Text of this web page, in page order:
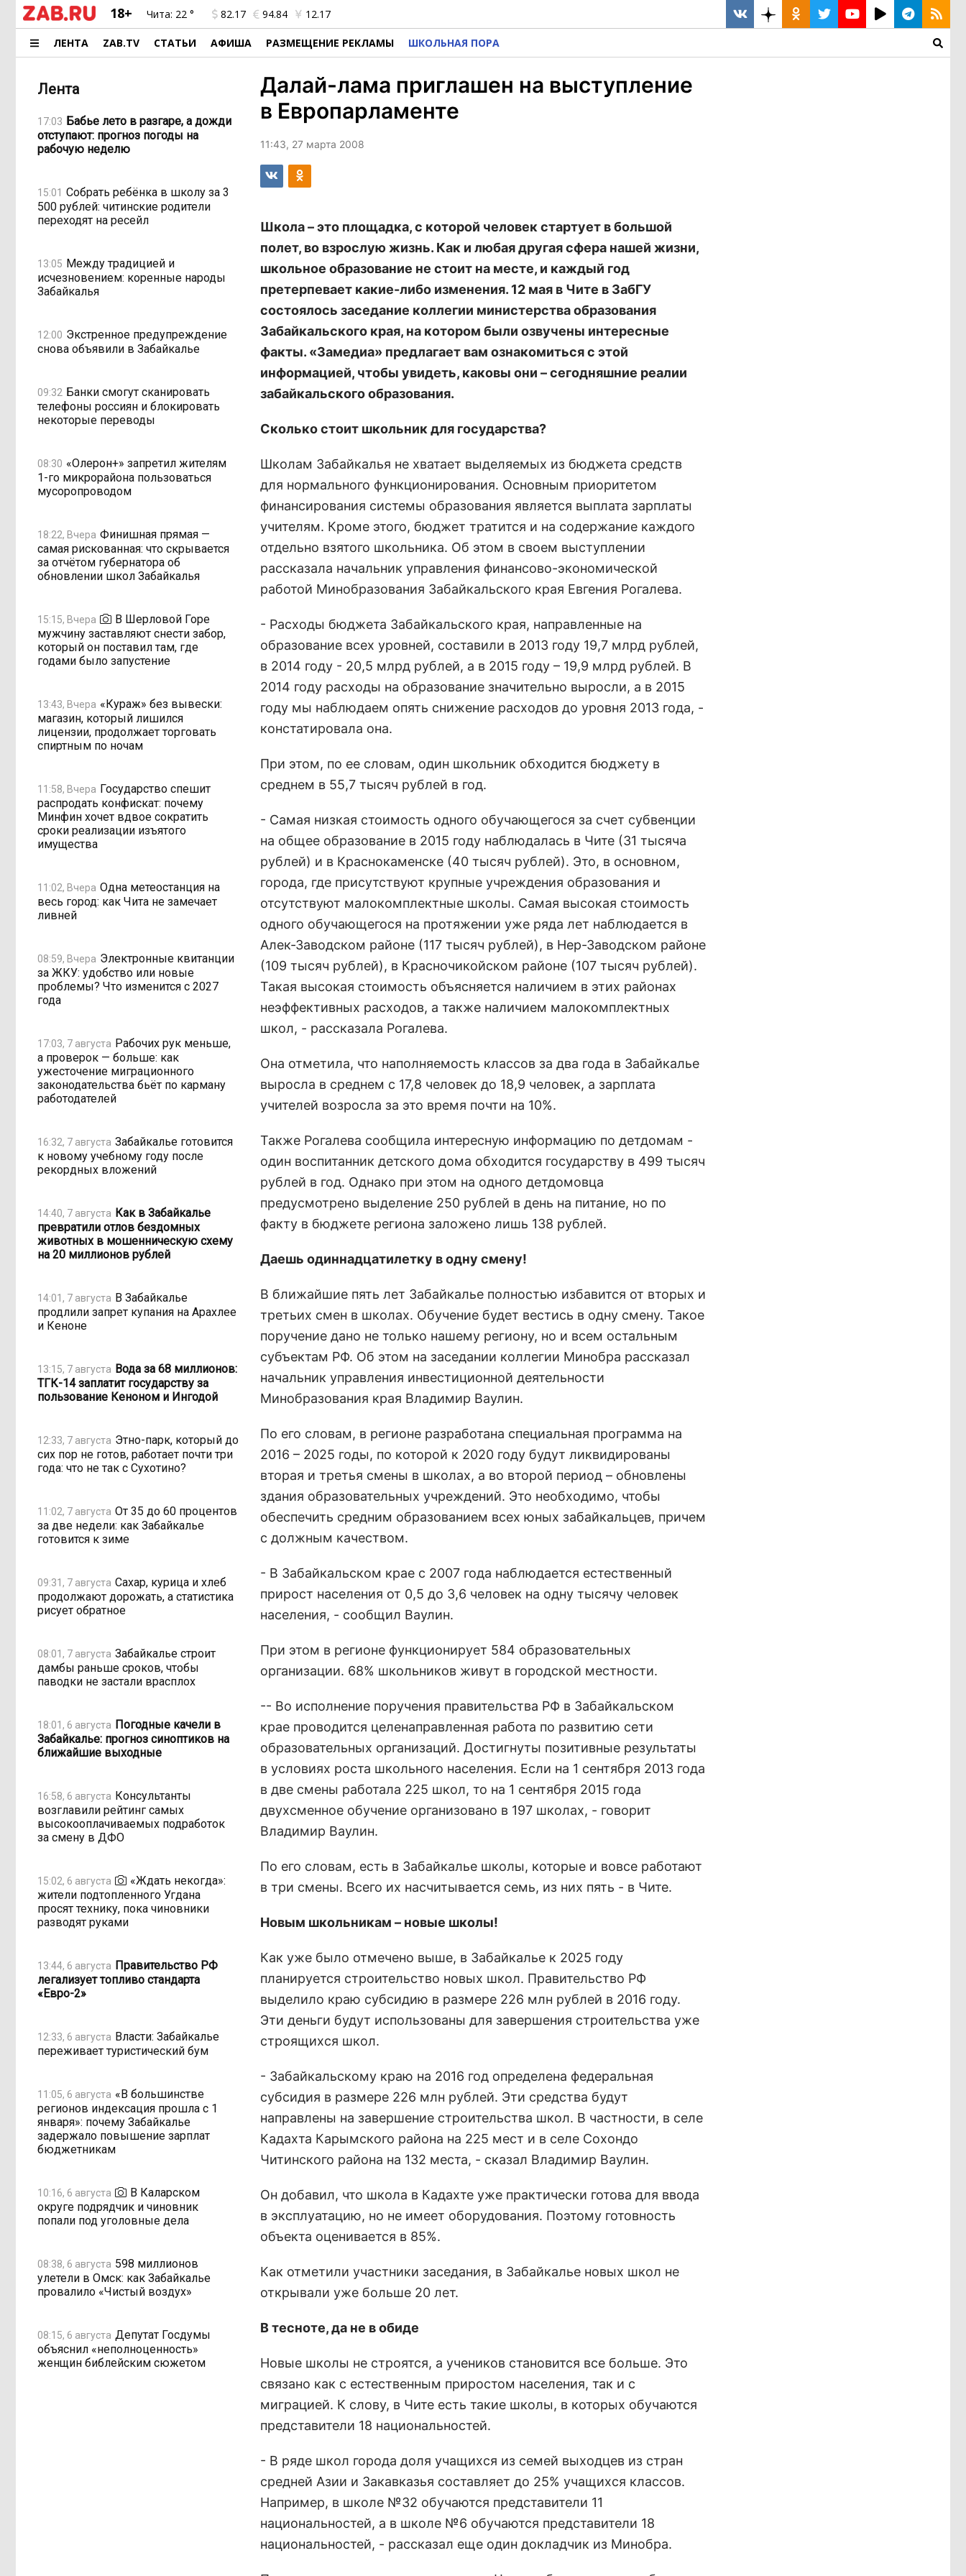
18+ Чита: 22 ° 82.17 94.84 12.17
ЛЕНТА ZAB.TV СТАТЬИ АФИША РАЗМЕЩЕНИЕ РЕКЛАМЫ ШКОЛЬНАЯ ПОРА
Лента
17:03 Бабье лето в разгаре, а дожди
отступают: прогноз погоды на
рабочую неделю
15:01 Собрать ребёнка в школу за 3
500 рублей: читинские родители
переходят на ресейл
13:05 Между традицией и
исчезновением: коренные народы
Забайкалья
12:00 Экстренное предупреждение
снова объявили в Забайкалье
09:32 Банки смогут сканировать
телефоны россиян и блокировать
некоторые переводы
08:30 «Олерон+» запретил жителям
1-го микрорайона пользоваться
мусоропроводом
18:22, Вчера Финишная прямая —
самая рискованная: что скрывается
за отчётом губернатора об
обновлении школ Забайкалья
15:15, Вчера
В Шерловой Горе
мужчину заставляют снести забор,
который он поставил там, где
годами было запустение
13:43, Вчера «Кураж» без вывески:
магазин, который лишился
лицензии, продолжает торговать
спиртным по ночам
11:58, Вчера Государство спешит
распродать конфискат: почему
Минфин хочет вдвое сократить
сроки реализации изъятого
имущества
11:02, Вчера Одна метеостанция на
весь город: как Чита не замечает
ливней
08:59, Вчера Электронные квитанции
за ЖКУ: удобство или новые
проблемы? Что изменится с 2027
года
17:03, 7 августа Рабочих рук меньше,
а проверок — больше: как
ужесточение миграционного
законодательства бьёт по карману
работодателей
16:32, 7 августа Забайкалье готовится
к новому учебному году после
рекордных вложений
14:40, 7 августа Как в Забайкалье
превратили отлов бездомных
животных в мошенническую схему
на 20 миллионов рублей
14:01, 7 августа В Забайкалье
продлили запрет купания на Арахлее
и Кеноне
13:15, 7 августа Вода за 68 миллионов:
ТГК-14 заплатит государству за
пользование Кеноном и Ингодой
12:33, 7 августа Этно-парк, который до
сих пор не готов, работает почти три
года: что не так с Сухотино?
11:02, 7 августа От 35 до 60 процентов
за две недели: как Забайкалье
готовится к зиме
09:31, 7 августа Сахар, курица и хлеб
продолжают дорожать, а статистика
рисует обратное
08:01, 7 августа Забайкалье строит
дамбы раньше сроков, чтобы
паводки не застали врасплох
18:01, 6 августа Погодные качели в
Забайкалье: прогноз синоптиков на
ближайшие выходные
16:58, 6 августа Консультанты
возглавили рейтинг самых
высокооплачиваемых подработок
за смену в ДФО
15:02, 6 августа
«Ждать некогда»:
жители подтопленного Угдана
просят технику, пока чиновники
разводят руками
13:44, 6 августа Правительство РФ
легализует топливо стандарта
«Евро-2»
12:33, 6 августа Власти: Забайкалье
переживает туристический бум
11:05, 6 августа «В большинстве
регионов индексация прошла с 1
января»: почему Забайкалье
задержало повышение зарплат
бюджетникам
10:16, 6 августа
В Каларском
округе подрядчик и чиновник
попали под уголовные дела
08:38, 6 августа 598 миллионов
улетели в Омск: как Забайкалье
провалило «Чистый воздух»
08:15, 6 августа Депутат Госдумы
объяснил «неполноценность»
женщин библейским сюжетом
Далай-лама приглашен на выступление
в Европарламенте
11:43, 27 марта 2008
Школа – это площадка, с которой человек стартует в большой
полет, во взрослую жизнь. Как и любая другая сфера нашей жизни,
школьное образование не стоит на месте, и каждый год
претерпевает какие-либо изменения. 12 мая в Чите в ЗабГУ
состоялось заседание коллегии министерства образования
Забайкальского края, на котором были озвучены интересные
факты. «Замедиа» предлагает вам ознакомиться с этой
информацией, чтобы увидеть, каковы они – сегодняшние реалии
забайкальского образования.
Сколько стоит школьник для государства?
Школам Забайкалья не хватает выделяемых из бюджета средств
для нормального функционирования. Основным приоритетом
финансирования системы образования является выплата зарплаты
учителям. Кроме этого, бюджет тратится и на содержание каждого
отдельно взятого школьника. Об этом в своем выступлении
рассказала начальник управления финансово-экономической
работой Минобразования Забайкальского края Евгения Рогалева.
- Расходы бюджета Забайкальского края, направленные на
образование всех уровней, составили в 2013 году 19,7 млрд рублей,
в 2014 году - 20,5 млрд рублей, а в 2015 году – 19,9 млрд рублей. В
2014 году расходы на образование значительно выросли, а в 2015
году мы наблюдаем опять снижение расходов до уровня 2013 года, -
констатировала она.
При этом, по ее словам, один школьник обходится бюджету в
среднем в 55,7 тысяч рублей в год.
- Самая низкая стоимость одного обучающегося за счет субвенции
на общее образование в 2015 году наблюдалась в Чите (31 тысяча
рублей) и в Краснокаменске (40 тысяч рублей). Это, в основном,
города, где присутствуют крупные учреждения образования и
отсутствуют малокомплектные школы. Самая высокая стоимость
одного обучающегося на протяжении уже ряда лет наблюдается в
Алек-Заводском районе (117 тысяч рублей), в Нер-Заводском районе
(109 тысяч рублей), в Красночикойском районе (107 тысяч рублей).
Такая высокая стоимость объясняется наличием в этих районах
неэффективных расходов, а также наличием малокомплектных
школ, - рассказала Рогалева.
Она отметила, что наполняемость классов за два года в Забайкалье
выросла в среднем с 17,8 человек до 18,9 человек, а зарплата
учителей возросла за это время почти на 10%.
Также Рогалева сообщила интересную информацию по детдомам -
один воспитанник детского дома обходится государству в 499 тысяч
рублей в год. Однако при этом на одного детдомовца
предусмотрено выделение 250 рублей в день на питание, но по
факту в бюджете региона заложено лишь 138 рублей.
Даешь одиннадцатилетку в одну смену!
В ближайшие пять лет Забайкалье полностью избавится от вторых и
третьих смен в школах. Обучение будет вестись в одну смену. Такое
поручение дано не только нашему региону, но и всем остальным
субъектам РФ. Об этом на заседании коллегии Минобра рассказал
начальник управления инвестиционной деятельности
Минобразования края Владимир Ваулин.
По его словам, в регионе разработана специальная программа на
2016 – 2025 годы, по которой к 2020 году будут ликвидированы
вторая и третья смены в школах, а во второй период – обновлены
здания образовательных учреждений. Это необходимо, чтобы
обеспечить средним образованием всех юных забайкальцев, причем
с должным качеством.
- В Забайкальском крае с 2007 года наблюдается естественный
прирост населения от 0,5 до 3,6 человек на одну тысячу человек
населения, - сообщил Ваулин.
При этом в регионе функционирует 584 образовательных
организации. 68% школьников живут в городской местности.
-- Во исполнение поручения правительства РФ в Забайкальском
крае проводится целенаправленная работа по развитию сети
образовательных организаций. Достигнуты позитивные результаты
в условиях роста школьного населения. Если на 1 сентября 2013 года
в две смены работала 225 школ, то на 1 сентября 2015 года
двухсменное обучение организовано в 197 школах, - говорит
Владимир Ваулин.
По его словам, есть в Забайкалье школы, которые и вовсе работают
в три смены. Всего их насчитывается семь, из них пять - в Чите.
Новым школьникам – новые школы!
Как уже было отмечено выше, в Забайкалье к 2025 году
планируется строительство новых школ. Правительство РФ
выделило краю субсидию в размере 226 млн рублей в 2016 году.
Эти деньги будут использованы для завершения строительства уже
строящихся школ.
- Забайкальскому краю на 2016 год определена федеральная
субсидия в размере 226 млн рублей. Эти средства будут
направлены на завершение строительства школ. В частности, в селе
Кадахта Карымского района на 225 мест и в селе Сохондо
Читинского района на 132 места, - сказал Владимир Ваулин.
Он добавил, что школа в Кадахте уже практически готова для ввода
в эксплуатацию, но не имеет оборудования. Поэтому готовность
объекта оценивается в 85%.
Как отметили участники заседания, в Забайкалье новых школ не
открывали уже больше 20 лет.
В тесноте, да не в обиде
Новые школы не строятся, а учеников становится все больше. Это
связано как с естественным приростом населения, так и с
миграцией. К слову, в Чите есть такие школы, в которых обучаются
представители 18 национальностей.
- В ряде школ города доля учащихся из семей выходцев из стран
средней Азии и Закавказья составляет до 25% учащихся классов.
Например, в школе №32 обучаются представители 11
национальностей, а в школе №6 обучаются представители 18
национальностей, - рассказал еще один докладчик из Минобра.